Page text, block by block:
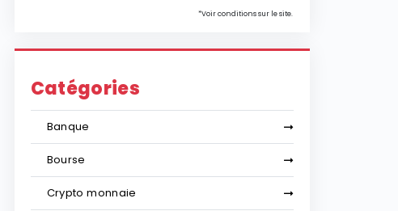
*Voir conditions sur le site.
Catégories
Banque
Bourse
Crypto monnaie